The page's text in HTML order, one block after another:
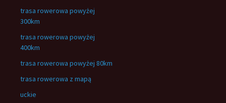
trasa rowerowa powyżej
300km
trasa rowerowa powyżej
400km
trasa rowerowa powyżej 80km
trasa rowerowa z mapą
uckie